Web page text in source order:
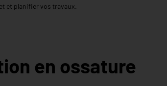
et planifier vos travaux.
en ossature